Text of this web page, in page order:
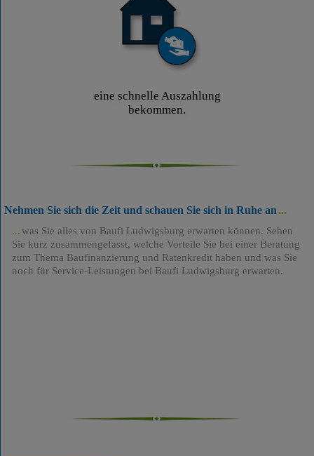
eine schnelle Auszahlung
bekommen.
Nehmen Sie sich die Zeit und schauen Sie sich in Ruhe an
was Sie alles von Baufi Ludwigsburg erwarten können. Sehen
Sie kurz zusammengefasst, welche Vorteile Sie bei einer Beratung
zum Thema Baufinanzierung und Ratenkredit haben und was Sie
noch für Service-Leistungen bei Baufi Ludwigsburg erwarten.